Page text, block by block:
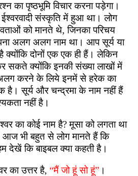
का पृष्ठभूमि विचार करना पड़ेगा।
संस्कृति में हुआ था। लोग
को मानते थे, जिनका परिचय
अलग अलग नाम था। आप सूर्य या
दोनों एक एक ही हैं। लेकिन
सकते क्योंकि इनकी संख्या लाखों में
करने के लिये इनमें से हरेक का
है। सूर्य और चन्द्रमा के नाम नहीं हैं
नहीं है।
का कोई नाम है? मूसा को लगता था
आज भी बहुत से लोग मानते हैं कि
देखें कि बाइबल क्या कहती है।
का उत्तर है, “मैं जो हूं सो हूं” ।